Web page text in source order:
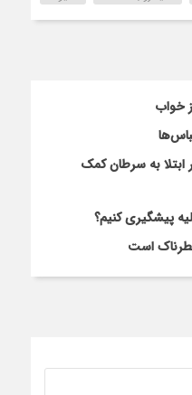
به سرطان کمک
پیشگیری کنیم؟
است